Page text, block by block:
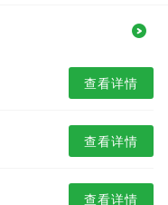
查看详情
查看详情
查看详情